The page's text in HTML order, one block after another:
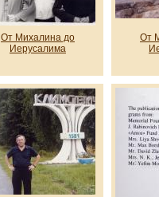
От Михалина до
Иерусалима
От